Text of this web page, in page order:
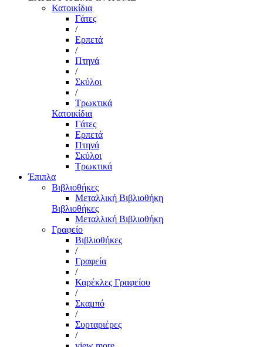
Κατοικίδια
Γάτες
/
Ερπετά
/
Πτηνά
/
Σκύλοι
/
Τρωκτικά
Κατοικίδια
Γάτες
Ερπετά
Πτηνά
Σκύλοι
Τρωκτικά
Έπιπλα
Βιβλιοθήκες
Μεταλλική Βιβλιοθήκη
Βιβλιοθήκες
Μεταλλική Βιβλιοθήκη
Γραφείο
Βιβλιοθήκες
/
Γραφεία
/
Καρέκλες Γραφείου
/
Σκαμπό
/
Συρταριέρες
/